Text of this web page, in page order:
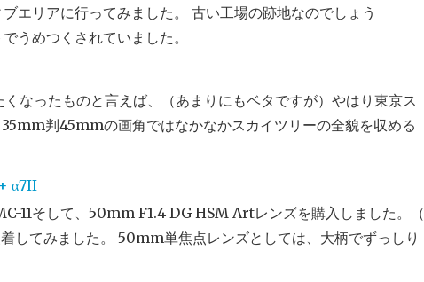
エリアに行ってみました。 古い工場の跡地なのでしょう
うめつくされていました。
なったものと言えば、（あまりにもベタですが）やはり東京ス
判45mmの画角ではなかなかスカイツリーの全貌を収める
α7II
11そして、50mm F1.4 DG HSM Artレンズを購入しました。（
してみました。 50mm単焦点レンズとしては、大柄でずっしり